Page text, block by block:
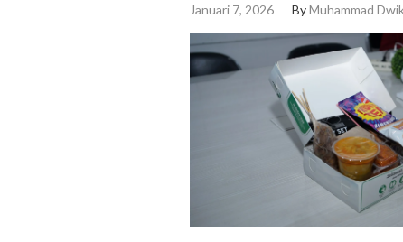
Januari 7, 2026 ByMuhammad